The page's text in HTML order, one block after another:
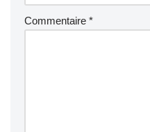
Commentaire *